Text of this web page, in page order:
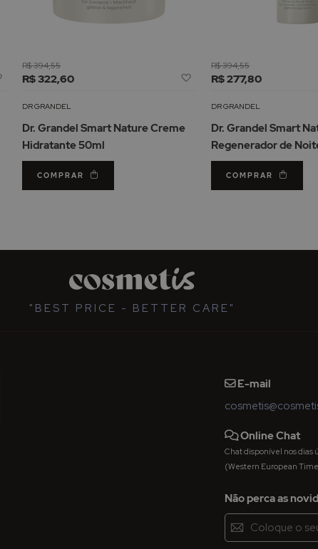
Adicionar
Lista
Desejos
R$ 322,60
R$ 394,55
Adicionar
Lista
Desejos
DR GRANDEL
Dr. Grandel Smart Nature Creme
Hidratante 50ml
COMPRAR
R$ 277,80
R$ 394,55
DR GRANDEL
Dr. Grandel Smart
Regenerador de
COMPRAR
"BEST PRICE - BETTER CARE"
E-mail
Online Chat
Chat disponível nos dias
(Western European
Não perca as
Inscreva-
se